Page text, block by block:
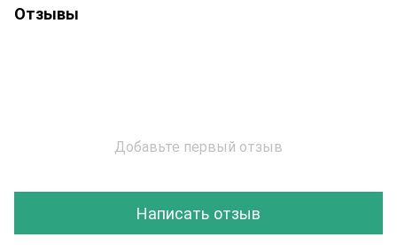
Отзывы
Добавьте первый отзыв
Написать отзыв